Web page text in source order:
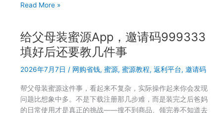
户
实
反
馈
蜜
制
链
接
搜
到
东
Read More »
给父母装蜜源App，邀请码999333
填好后还要教几件事
2026年7月7日 / 网购省钱, 蜜源, 蜜源教程, 返利平台, 邀请码
帮父母装蜜源这件事，看起来不复杂，实际操作起来你会发现
问题比想象中多。不是下载注册那几步难，而是装完之后爸妈
的日常使用才是真正的挑战——搜不到商品、领完券不知道去